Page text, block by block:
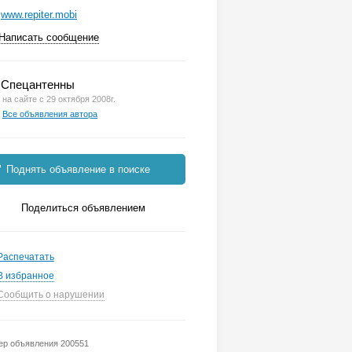
www.repiter.mobi
сообщение
на сайте с 29 октября 2008г.
Все объявления автора
Поднять объявление в поиске
Поделиться объявлением
избранное
о нарушении
объявления 200551